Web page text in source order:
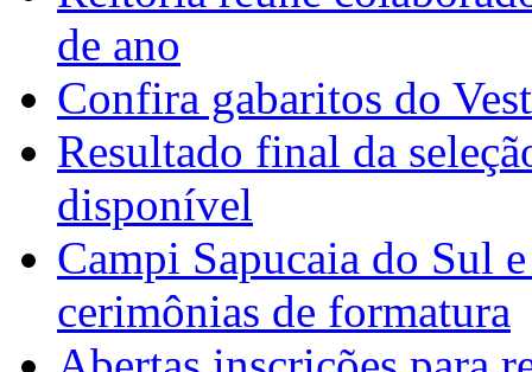
de ano
Confira gabaritos do
Resultado final da
disponível
Campi Sapucaia do Sul
cerimônias de formatura